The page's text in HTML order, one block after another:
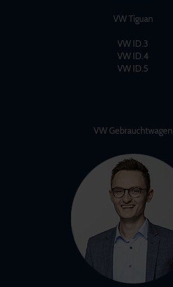
VW Tiguan
VW ID.3
VW ID.4
VW ID.5
VW Gebrauchtwagen